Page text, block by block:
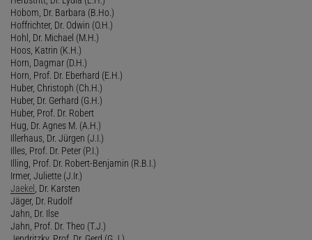
Hobom, Dr. Barbara (B.Ho.)
Hoffrichter, Dr. Odwin (O.H.)
Hohl, Dr. Michael (M.H.)
Hoos, Katrin (K.H.)
Horn, Dagmar (D.H.)
Horn, Prof. Dr. Eberhard (E.H.)
Huber, Christoph (Ch.H.)
Huber, Dr. Gerhard (G.H.)
Huber, Prof. Dr. Robert
Hug, Dr. Agnes M. (A.H.)
Illerhaus, Dr. Jürgen (J.I.)
Illes, Prof. Dr. Peter (P.I.)
Illing, Prof. Dr. Robert-Benjamin (R.B.I.)
Irmer, Juliette (J.Ir.)
Jaekel , Dr. Karsten
Jäger, Dr. Rudolf
Jahn, Dr. Ilse
Jahn, Prof. Dr. Theo (T.J.)